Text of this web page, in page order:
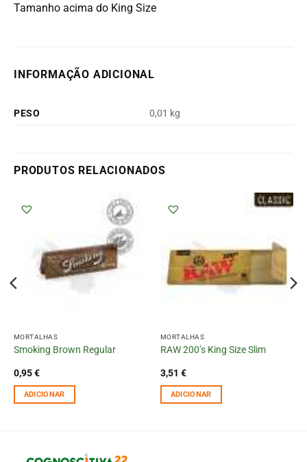
Tamanho acima do King Size
INFORMAÇÃO ADICIONAL
PESO 0,01 kg
PRODUTOS RELACIONADOS
MORTALHAS
Smoking Brown Regular
0,95€
ADICIONAR
MORTALHAS
RAW 200’s King Size Slim
3,51 €
ADICIONAR